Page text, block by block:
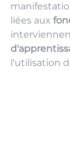
liées aux
l'utilisation